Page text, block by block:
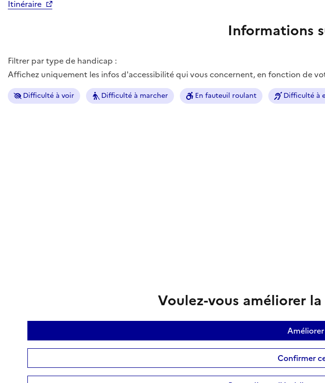
Itinéraire
Informations
Filtrer par type de handicap :
Affichez uniquement les infos d'accessibilité qui vous concernent, en fonction de
Difficulté à voir Difficulté à marcher En fauteuil roulant Difficulté à
Voulez-vous améliorer
Confirmer